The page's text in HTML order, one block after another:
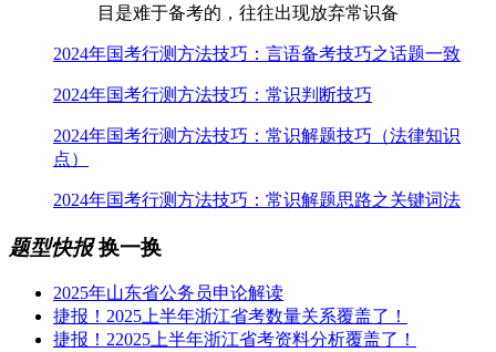
目是难于备考的，往往出现放弃常识备
2024年国考行测方法技巧：言语备考技巧之话题一致
2024年国考行测方法技巧：常识判断技巧
2024年国考行测方法技巧：常识解题技巧（法律知识
点）
2024年国考行测方法技巧：常识解题思路之关键词法
题型快报 换一换
2025年山东省公务员申论解读
捷报！2025上半年浙江省考数量关系覆盖了！
捷报！22025上半年浙江省考资料分析覆盖了！